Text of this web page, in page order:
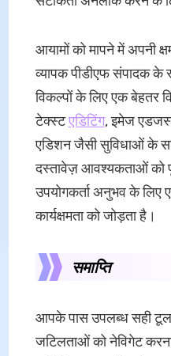
आयामों को मापने में अपनी
व्यापक पीडीएफ संपादक के
विकल्पों के लिए एक बेहतर
टेक्स्टएडिटिंग, इमेज
एडिशन जैसी सुविधाओं के
दस्तावेज़ आवश्यकताओं को
उपयोगकर्ता अनुभव के
कार्यक्षमता को जोड़ता है।
समाप्ति
आपके पास उपलब्ध सही टूल
जटिलताओं को नेविगेट